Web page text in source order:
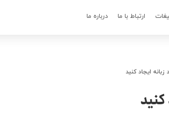
ارتباط با ما درباره ما
ایجاد کنید